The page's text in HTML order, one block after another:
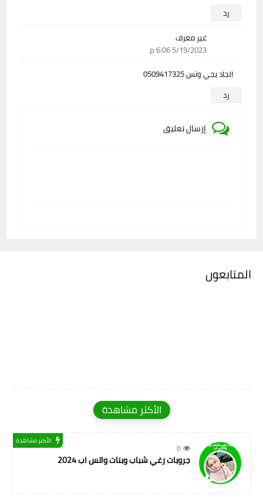
رد
غير معرف
5/19/2023 6:06 م
الجاد يجي وتس 0509417325
رد
إرسال تعليق
المتابعون
الأكثر مشاهدة
0
الأكثر مشاهدة
جروبات رغي شباب وبنات واتس اب 2024